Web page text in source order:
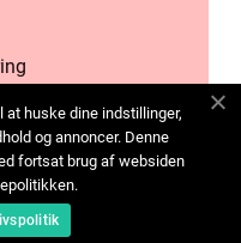
huske dine indstillinger,
og annoncer. Denne
fortsat brug af websiden